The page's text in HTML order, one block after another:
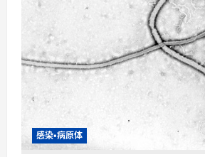
感染・病原体